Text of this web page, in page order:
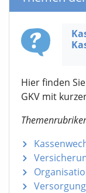
Hier finden
GKV mit